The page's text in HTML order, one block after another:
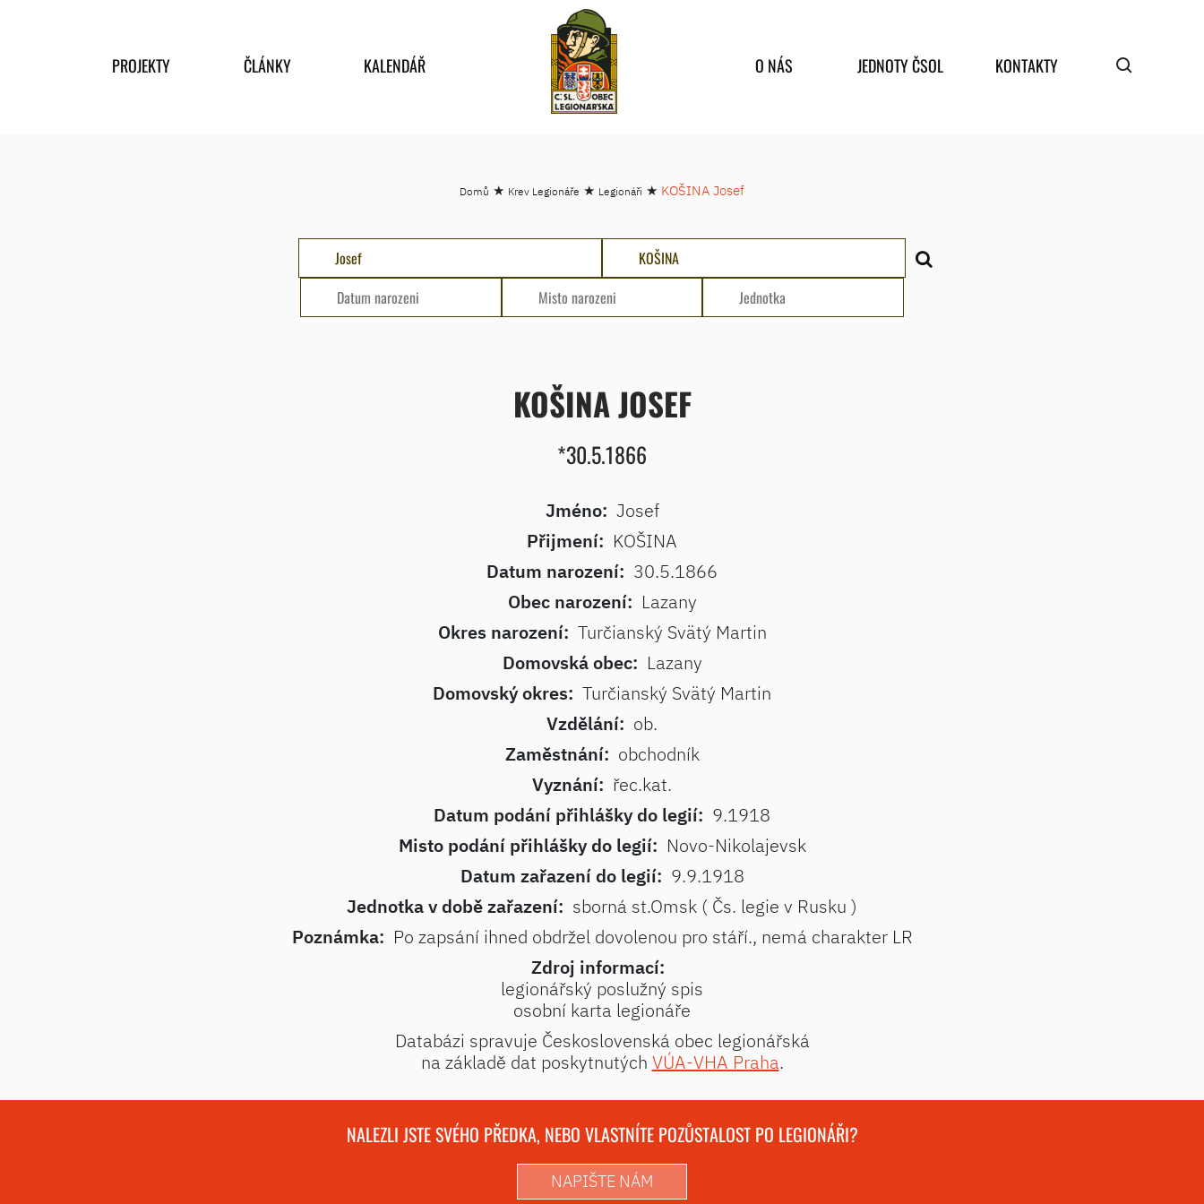
PROJEKTY ČLÁNKY KALENDÁŘ O NÁS JEDNOTY ČSOL KONTAKTY
Domů ★ Krev Legionáře ★ Legionáři ★ KOŠINA Josef
KOŠINA JOSEF
*30.5.1866
Jméno: Josef
Přijmení: KOŠINA
Datum narození: 30.5.1866
Obec narození: Lazany
Okres narození: Turčianský Svätý Martin
Domovská obec: Lazany
Domovský okres: Turčianský Svätý Martin
Vzdělání: ob.
Zaměstnání: obchodník
Vyznání: řec.kat.
Datum podání přihlášky do legií: 9.1918
Misto podání přihlášky do legií: Novo-Nikolajevsk
Datum zařazení do legií: 9.9.1918
Jednotka v době zařazení: sborná st.Omsk ( Čs. legie v Rusku )
Poznámka: Po zapsání ihned obdržel dovolenou pro stáří., nemá charakter LR
Zdroj informací:
legionářský poslužný spis
osobní karta legionáře
Databázi spravuje Československá obec legionářská
na základě dat poskytnutých VÚA-VHA Praha.
NALEZLI JSTE SVÉHO PŘEDKA, NEBO VLASTNÍTE POZŮSTALOST PO LEGIONÁŘI?
NAPIŠTE NÁM